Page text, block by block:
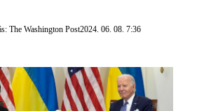
The Washington Post2024. 06. 08. 7:36